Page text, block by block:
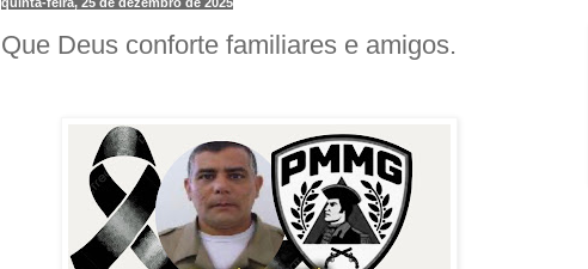
Que Deus conforte familiares e amigos.